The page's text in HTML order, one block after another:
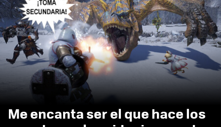
Me encanta ser el que hace los